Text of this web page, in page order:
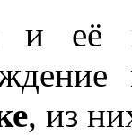
её
, из